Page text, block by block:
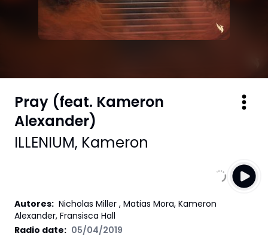
Pray (feat. Kameron
Alexander)
ILLENIUM, Kameron
Autores: Nicholas Miller , Matias Mora, Kameron
Alexander, Fransisca Hall
Radio date: 05/04/2019